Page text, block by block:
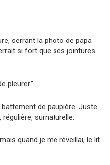
serrant la photo de papa
si fort que ses jointures
pleurer.”
de paupière. Juste
surnaturelle.
quand je me réveillai, le lit